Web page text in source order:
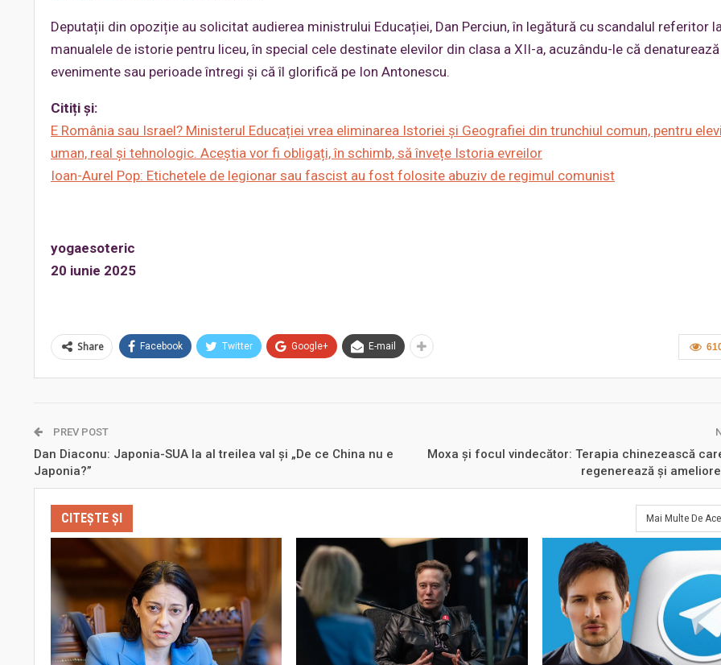
Deputații din opoziție au solicitat audierea ministrului Educației, Dan Perciun, în legătură cu scandalul referitor
manualele de istorie pentru liceu, în special cele destinate elevilor din clasa a XII-a, acuzându-le că denaturează
evenimente sau perioade întregi și că îl glorifică pe Ion Antonescu.
Citiți și:
E România sau Israel? Ministerul Educației vrea eliminarea Istoriei și Geografiei din trunchiul comun, pentru
uman, real și tehnologic. Aceștia vor fi obligați, în schimb, să învețe Istoria evreilor
Ioan-Aurel Pop: Etichetele de legionar sau fascist au fost folosite abuziv de regimul comunist
yogaesoteric
20 iunie 2025
Share Facebook Twitter Google+ E-mail
PREV POST
Dan Diaconu: Japonia-SUA la al treilea val și „De ce China nu e
Japonia?”
Moxa și focul vindecător: Terapia chinezească
regenerează și
CITEȘTE ȘI Mai Multe De